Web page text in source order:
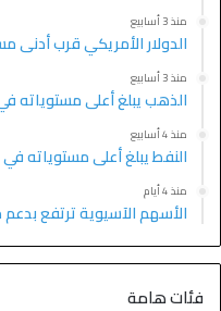
منذ 3 أسابيع
الدولار الأمريكي قرب
منذ 3 أسابيع
الذهب يبلغ أعلى مستوياته
منذ 4 أسابيع
النفط يبلغ أعلى مستوياته
منذ 4 أيام
الأسهم الآسيوية ترتفع بدعم
فئات هامة